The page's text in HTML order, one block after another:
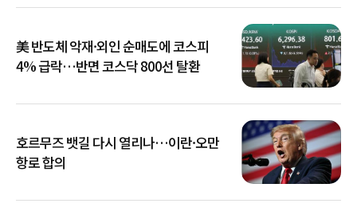
美 반도체 악재·외인 순매도에 코스피
4% 급락…반면 코스닥 800선 탈환
호르무즈 뱃길 다시 열리나…이란·오만
항로 합의